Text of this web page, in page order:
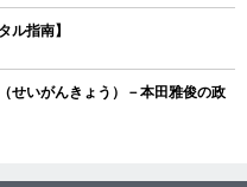
指南】
せいがんきょう）－本田雅俊の政